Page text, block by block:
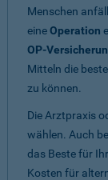
Menschen
eineOperation
OP-
Mitteln die
zu können.
Die Arztpraxis
wählen. Auch
das Beste für
Kosten für